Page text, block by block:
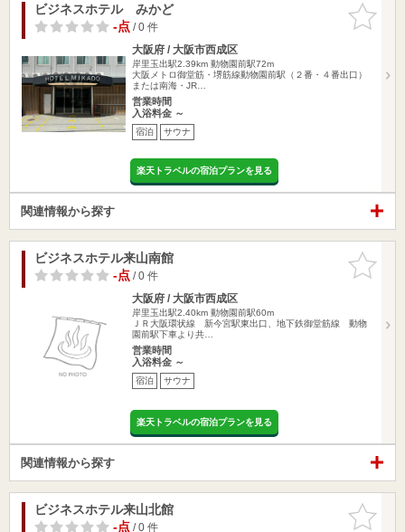
お気に入
りに追加
ビジネスホテル みかど
-点/ 0 件
大阪府 / 大阪市西成区
岸里玉出駅2.39km 動物園前駅72m
大阪メトロ御堂筋・堺筋線動物園前駅（２番・４番出口）
または南海・JR…
営業時間
入浴料金 ～
宿泊 サウナ
楽天トラベルの宿泊プランを見る
関連情報から探す
お気に入
りに追加
ビジネスホテル来山南館
-点/ 0 件
大阪府 / 大阪市西成区
岸里玉出駅2.40km 動物園前駅60m
ＪＲ大阪環状線 新今宮駅東出口、地下鉄御堂筋線 動物
園前駅下車より共…
営業時間
入浴料金 ～
宿泊 サウナ
楽天トラベルの宿泊プランを見る
関連情報から探す
お気に入
りに追加
ビジネスホテル来山北館
-点/ 0 件